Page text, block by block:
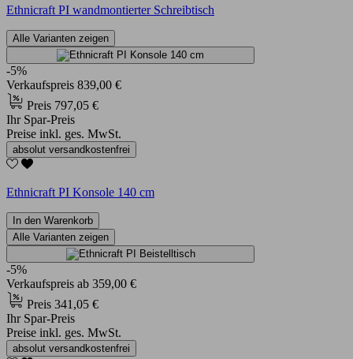
Ethnicraft PI wandmontierter Schreibtisch
Alle Varianten zeigen
-5%
Verkaufspreis 839,00 €
Preis 797,05 €
Ihr Spar-Preis
Preise inkl. ges. MwSt.
absolut versandkostenfrei
Ethnicraft PI Konsole 140 cm
In den Warenkorb
Alle Varianten zeigen
-5%
Verkaufspreis ab 359,00 €
Preis 341,05 €
Ihr Spar-Preis
Preise inkl. ges. MwSt.
absolut versandkostenfrei